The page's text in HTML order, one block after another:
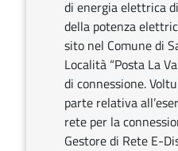
di energia elettrica
della potenza
sito nel Comune di
Località “Posta La
di connessione.
parte relativa
rete per la
Gestore di Rete E-